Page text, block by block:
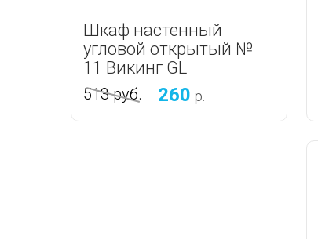
Шкаф настенный
угловой открытый №
11 Викинг GL
513руб. 260 р.